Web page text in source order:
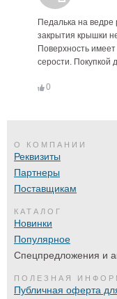
Педалька на
закрытия крышки
Поверхность
серости. Покупкой
0
О КОМПАНИИ
Реквизиты
Партнеры
Поставщикам
КАТАЛОГ
Новинки
Популярное
Спецпредложения и
ПОЛЕЗНАЯ
Публичная оферта